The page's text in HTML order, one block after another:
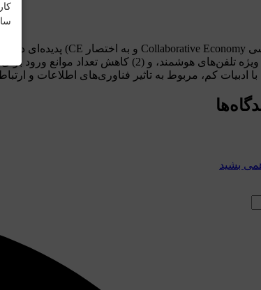
و (2) کاهش تعداد موانع ورود برای استارت‌آپ‌ها.
ادبیات کم، مربوط به تاثیر فناوری‌های اطلاعات و
بشید